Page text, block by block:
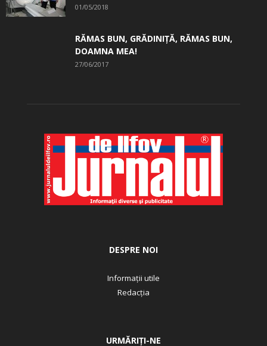
01/05/2018
RĂMAS BUN, GRĂDINIŢĂ, ­RĂMAS BUN,
DOAMNA MEA!
27/06/2017
DESPRE NOI
Informații utile
Redacția
URMĂRIȚI-NE